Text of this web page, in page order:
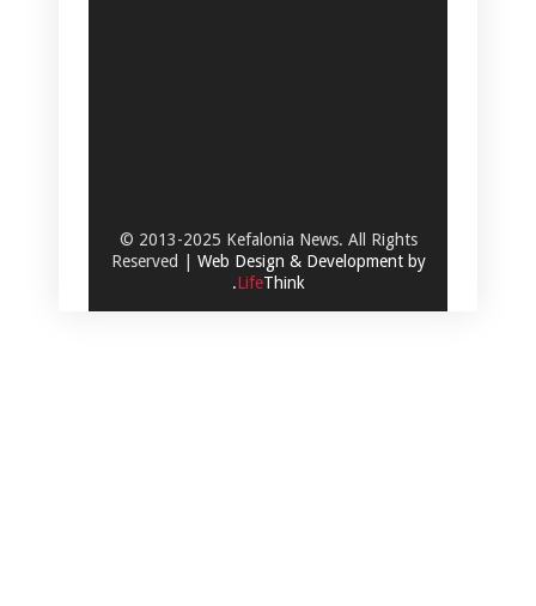
© 2013-2025 Kefalonia News. All Rights
Reserved | Web Design & Development by
.LifeThink